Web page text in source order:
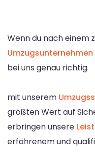
Wenn du nach einem
Umzugsunternehmen
bei uns genau richtig.
mit unserem
größten Wert auf
erbringen unsere
erfahrenem und